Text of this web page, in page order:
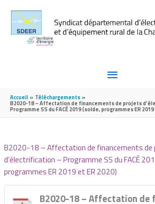
MENU
Accueil Téléchargements
B2020-18 – Affectation de financements de projets
Programme SS du FACÉ 2019 (solde, programmes ER
B2020-18 – Affectation de financements de
d’électrification – Programme SS du FACÉ
programmes ER 2019 et ER 2020)
B2020-18 – Affectation de